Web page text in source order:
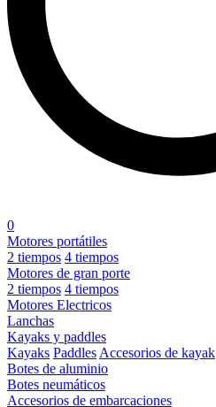
0
Motores portátiles
2 tiempos 4 tiempos
Motores de gran porte
2 tiempos 4 tiempos
Motores Electricos
Lanchas
Kayaks y paddles
Kayaks Paddles Accesorios de kayak
Botes de aluminio
Botes neumáticos
Accesorios de embarcaciones